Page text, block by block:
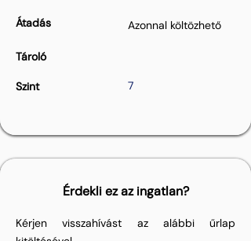
Átadás Azonnal költözhető
Tároló
Szint 7
Érdekli ez az ingatlan?
Kérjen visszahívást az alábbi űrlap